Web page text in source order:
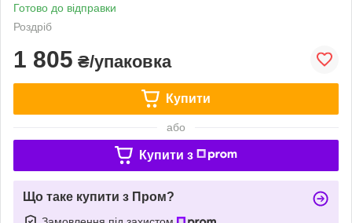
Готово до відправки
Роздріб
1 805 ₴/упаковка
Купити
або
Купити з
Що таке купити з Пром?